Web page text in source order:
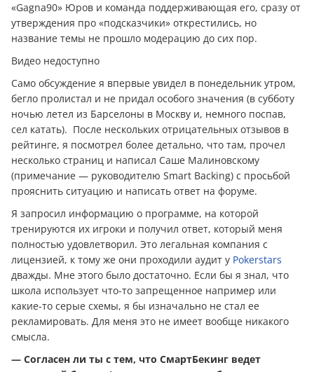
«Gagna90» Юров и команда поддерживающая его, сразу от
утверждения про «подсказчики» открестились, но
название темы не прошло модерацию до сих пор.
Видео недоступно
Само обсуждение я впервые увидел в понедельник утром,
бегло пролистал и не придал особого значения (в субботу
ночью летел из Барселоны в Москву и, немного поспав,
сел катать). После нескольких отрицательных отзывов в
рейтинге, я посмотрел более детально, что там, прочел
несколько страниц и написал Саше Малиновскому
(примечание — руководителю Smart Backing) с просьбой
прояснить ситуацию и написать ответ на форуме.
Я запросил информацию о программе, на которой
тренируются их игроки и получил ответ, который меня
полностью удовлетворил. Это легальная компания с
лицензией, к тому же они проходили аудит у Pokerstars
дважды. Мне этого было достаточно. Если бы я знал, что
школа использует что-то запрещенное например или
какие-то серые схемы, я бы изначально не стал ее
рекламировать. Для меня это не имеет вообще никакого
смысла.
— Согласен ли ты с тем, что СмартБекинг ведет